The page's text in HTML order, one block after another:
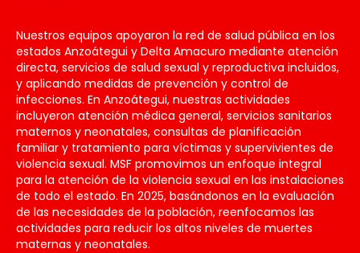
Nuestros equipos apoyaron la red de salud pública en los
estados Anzoátegui y Delta Amacuro mediante atención
directa, servicios de salud sexual y reproductiva incluidos,
y aplicando medidas de prevención y control de
infecciones. En Anzoátegui, nuestras actividades
incluyeron atención médica general, servicios sanitarios
maternos y neonatales, consultas de planificación
familiar y tratamiento para víctimas y supervivientes de
violencia sexual. MSF promovimos un enfoque integral
para la atención de la violencia sexual en las instalaciones
de todo el estado. En 2025, basándonos en la evaluación
de las necesidades de la población, reenfocamos las
actividades para reducir los altos niveles de muertes
maternas y neonatales.